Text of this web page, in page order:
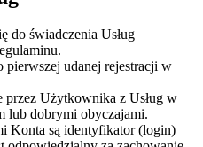
do świadczenia Usług
pierwszej udanej rejestracji w
przez Użytkownika z Usług w
lub dobrymi obyczajami.
Konta są identyfikator (login)